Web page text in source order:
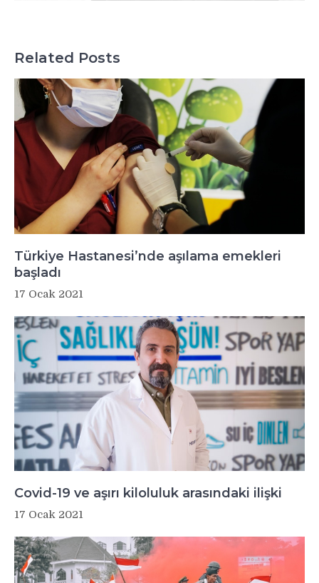
Related Posts
Türkiye Hastanesi’nde aşılama emekleri
başladı
17 Ocak 2021
Covid-19 ve aşırı kiloluluk arasındaki ilişki
17 Ocak 2021